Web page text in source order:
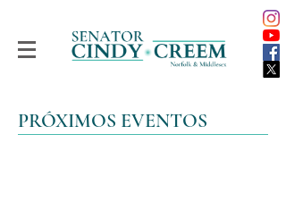
PRÓXIMOS EVENTOS